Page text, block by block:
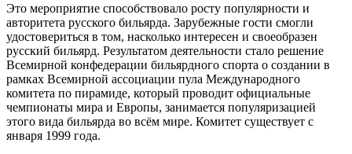
Это мероприятие способствовало росту популярности и
авторитета русского бильярда. Зарубежные гости смогли
удостовериться в том, насколько интересен и своеобразен
русский бильярд. Результатом деятельности стало решение
Всемирной конфедерации бильярдного спорта о создании в
рамках Всемирной ассоциации пула Международного
комитета по пирамиде, который проводит официальные
чемпионаты мира и Европы, занимается популяризацией
этого вида бильярда во всём мире. Комитет существует с
января 1999 года.